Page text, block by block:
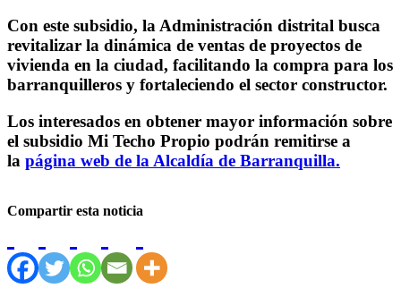
Con este subsidio, la Administración distrital busca
revitalizar la dinámica de ventas de proyectos de
vivienda en la ciudad, facilitando la compra para los
barranquilleros y fortaleciendo el sector constructor.
Los interesados en obtener mayor información sobre
el subsidio Mi Techo Propio podrán remitirse a
la página web de la Alcaldía de Barranquilla.
Compartir esta noticia